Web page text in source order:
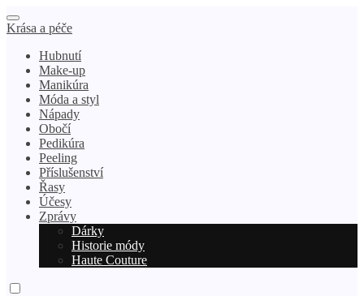
Krása a péče
Hubnutí
Make-up
Manikúra
Móda a styl
Nápady
Obočí
Pedikúra
Peeling
Příslušenství
Řasy
Účesy
Zprávy
Dárky
Historie módy
Haute Couture